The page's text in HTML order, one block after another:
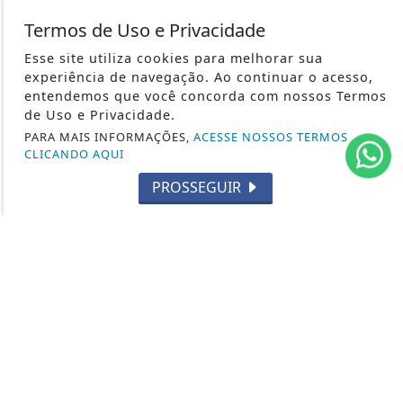
GERAL
POLÍTICA
CONTOS DE DOMINGO
CIDADES
EDITORIAL
INTERNACIONAL
Termos de Uso e Privacidade
Esse site utiliza cookies para melhorar sua
experiência de navegação. Ao continuar o acesso,
entendemos que você concorda com nossos Termos
de Uso e Privacidade.
PARA MAIS INFORMAÇÕES, ACESSE NOSSOS TERMOS
CLICANDO AQUI
PROSSEGUIR